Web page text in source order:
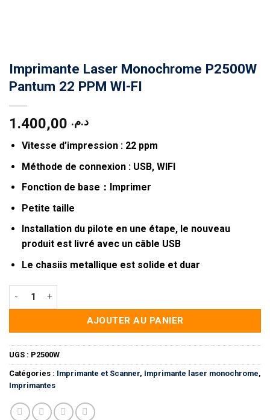
Imprimante Laser Monochrome P2500W
Pantum 22 PPM WI-FI
د.م.
Vitesse d’impression : 22 ppm
Méthode de connexion : USB, WIFI
Fonction de base：Imprimer
Petite taille
Installation du pilote en une étape, le nouveau
produit est livré avec un câble USB
Le chasiis metallique est solide et duar
quantité de Imprimante Laser Monochrome P2500W Pantum
AJOUTER AU PANIER
UGS : P2500W
Catégories : Imprimante et Scanner, Imprimante laser monochrome,
Imprimantes